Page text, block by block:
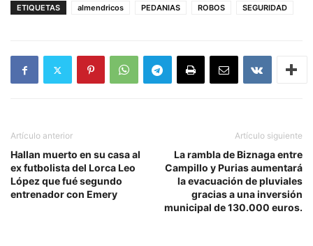
ETIQUETAS almendricos PEDANIAS ROBOS SEGURIDAD
Artículo anterior
Hallan muerto en su casa al
ex futbolista del Lorca Leo
López que fué segundo
entrenador con Emery
Artículo siguiente
La rambla de Biznaga entre
Campillo y Purias aumentará
la evacuación de pluviales
gracias a una inversión
municipal de 130.000 euros.